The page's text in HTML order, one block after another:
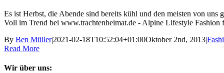
Es ist Herbst, die Abende sind bereits kühl und den meisten von
Voll im Trend bei www.trachtenheimat.de - Alpine Lifestyle
By Ben Müller|2021-02-18T10:52:04+01:00Oktober 2nd, 2013|
Read More
Wir über uns: